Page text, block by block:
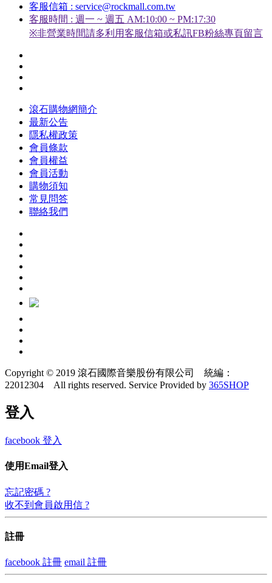
客服信箱 : service@rockmall.com.tw
客服時間 : 週一 ~ 週五 AM:10:00 ~ PM:17:30
※非營業時間請多利用客服信箱或私訊FB粉絲專頁留言
滾石購物網簡介
最新公告
隱私權政策
會員條款
會員權益
會員活動
購物須知
常見問答
聯絡我們
Copyright © 2019 滾石國際音樂股份有限公司 統編：
22012304 All rights reserved. Service Provided by 365SHOP
登入
facebook 登入
使用Email登入
忘記密碼 ?
收不到會員啟用信 ?
註冊
facebook 註冊 email 註冊